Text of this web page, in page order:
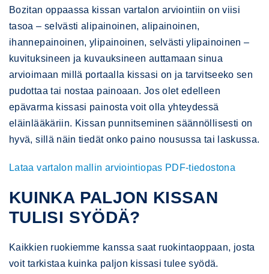
Bozitan oppaassa kissan vartalon arviointiin on viisi
tasoa – selvästi alipainoinen, alipainoinen,
ihannepainoinen, ylipainoinen, selvästi ylipainoinen –
kuvituksineen ja kuvauksineen auttamaan sinua
arvioimaan millä portaalla kissasi on ja tarvitseeko sen
pudottaa tai nostaa painoaan. Jos olet edelleen
epävarma kissasi painosta voit olla yhteydessä
eläinlääkäriin. Kissan punnitseminen säännöllisesti on
hyvä, sillä näin tiedät onko paino nousussa tai laskussa.
Lataa vartalon mallin arviointiopas PDF-tiedostona
KUINKA PALJON KISSAN
TULISI SYÖDÄ?
Kaikkien ruokiemme kanssa saat ruokintaoppaan, josta
voit tarkistaa kuinka paljon kissasi tulee syödä.